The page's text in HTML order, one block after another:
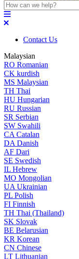
Contact Us
Malaysian
RO Romanian
CK kurdish
MS Malaysian
TH Thai
HU Hungarian
RU Russian
SR Serbian
SW Swahili
CA Catalan
DA Danish
AF Dari
SE Swedish
IL Hebrew
MO Mongolian
UA Ukrainian
PL Polish
FI Finnish
TH Thai (Thailand)
SK Slovak
BE Belarusian
KR Korean
CN Chinese
LT Lithuanian